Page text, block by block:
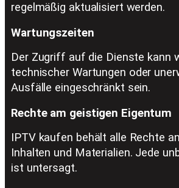
regelmäßig aktualisiert werden.
Wartungszeiten
Der Zugriff auf die Dienste kann
technischer Wartungen oder
Ausfälle eingeschränkt sein.
Rechte am geistigen Eigentum
IPTV kaufen behält alle Rechte
Inhalten und Materialien. Jede
ist untersagt.